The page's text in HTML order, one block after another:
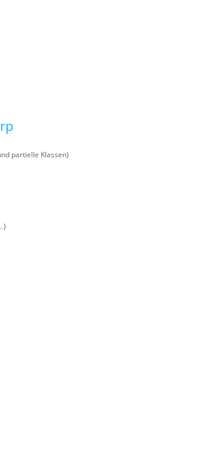
partielle Klassen)